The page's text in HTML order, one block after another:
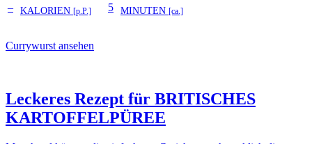
– KALORIEN [p.P.] 5 MINUTEN [ca.]
Currywurst ansehen
Leckeres Rezept für BRITISCHES
KARTOFFELPÜREE